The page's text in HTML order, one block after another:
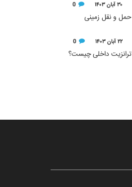
۳۰ آبان ۱۴۰۳ 0
حمل و نقل زمینی
۲۲ آبان ۱۴۰۳ 0
ترانزیت داخلی چیست؟